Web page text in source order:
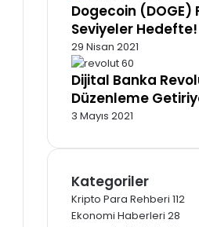
Dogecoin (DOGE)
Seviyeler Hedefte!
29 Nisan 2021
Dijital Banka
Düzenleme
3 Mayıs 2021
Kategoriler
Kripto Para Rehberi 112
Ekonomi Haberleri 28